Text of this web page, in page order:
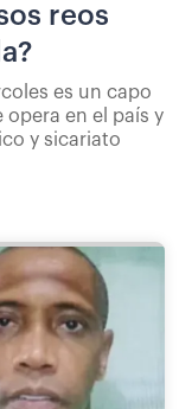
reos
es un capo
opera en el país y
y sicariato